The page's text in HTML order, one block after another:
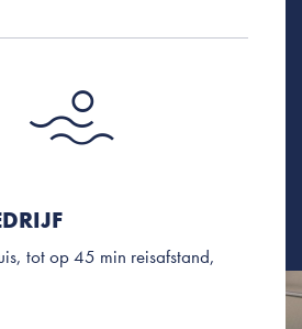
tot op 45 min reisafstand,